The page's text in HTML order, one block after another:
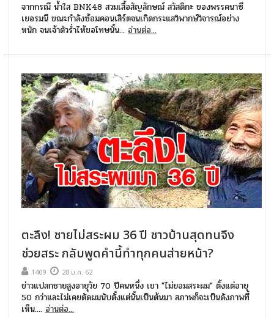
จากกรณี น้ำใส BNK48 สวมเสื้อสัญลักษณ์ สวัสดิกะ ของพรรคนาซี
เยอรมนี ขณะกำลังซ้อมคอนเสิร์ตจนเกิดกระแสวิพากษ์วิจารณ์อย่าง
หนัก จนเจ้าตัวร่ำไห้ขอโทษนั้น... อ่านต่อ...
ตะลึง! ชายไม่สระผม 36 ปี ชาวบ้านสุดทนจึง
ช่วยสระ กลับพูดคำนี้ทำทุกคนส่ายหน้า?
1409 28 ม.ค. 62
ข่าวแปลกชายสูงอายุวัย 70 ปีคนหนึ่ง เขา "ไม่ยอมสระผม" ตั้งแต่อายุ
50 กว่าและไม่เคยตัดผมนับตั้งแต่นั้นเป็นต้นมา สภาพก็จะเป็นดังภาพที่
เห็น.... อ่านต่อ...